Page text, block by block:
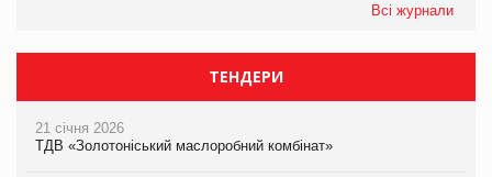
Всі журнали
ТЕНДЕРИ
21 січня 2026
ТДВ «Золотоніський маслоробний комбінат»